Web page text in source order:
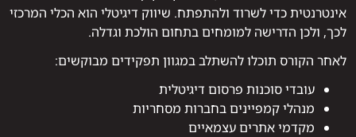
אינטרנטית כדי לשרוד ולהתפתח. שיווק דיגיטלי הוא הכלי המרכזי
לכך, ולכן הדרישה למומחים בתחום הולכת וגדלה.
לאחר הקורס תוכלו להשתלב במגוון תפקידים מבוקשים:
עובדי סוכנות פרסום דיגיטלית
מנהלי קמפיינים בחברות מסחריות
מקדמי אתרים עצמאיים